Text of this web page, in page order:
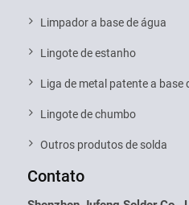
Limpador a base de água
Lingote de estanho
Liga de metal patente a base
Lingote de chumbo
Outros produtos de solda
Contato